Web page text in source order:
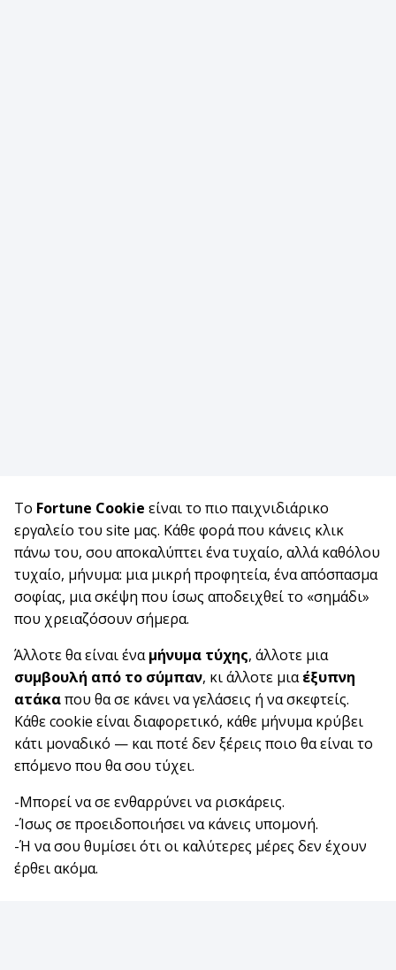
Το Fortune Cookie είναι το πιο παιχνιδιάρικο
εργαλείο του site μας. Κάθε φορά που κάνεις κλικ
πάνω του, σου αποκαλύπτει ένα τυχαίο, αλλά καθόλου
τυχαίο, μήνυμα: μια μικρή προφητεία, ένα απόσπασμα
σοφίας, μια σκέψη που ίσως αποδειχθεί το «σημάδι»
που χρειαζόσουν σήμερα.
Άλλοτε θα είναι έναμήνυμα τύχης, άλλοτε μια
συμβουλή από το σύμπαν, κι άλλοτε μιαέξυπνη
ατάκαπου θα σε κάνει να γελάσεις ή να σκεφτείς.
Κάθε cookie είναι διαφορετικό, κάθε μήνυμα κρύβει
κάτι μοναδικό — και ποτέ δεν ξέρεις ποιο θα είναι το
επόμενο που θα σου τύχει.
-Μπορεί να σε ενθαρρύνει να ρισκάρεις.
-Ίσως σε προειδοποιήσει να κάνεις υπομονή.
-Ή να σου θυμίσει ότι οι καλύτερες μέρες δεν έχουν
έρθει ακόμα.